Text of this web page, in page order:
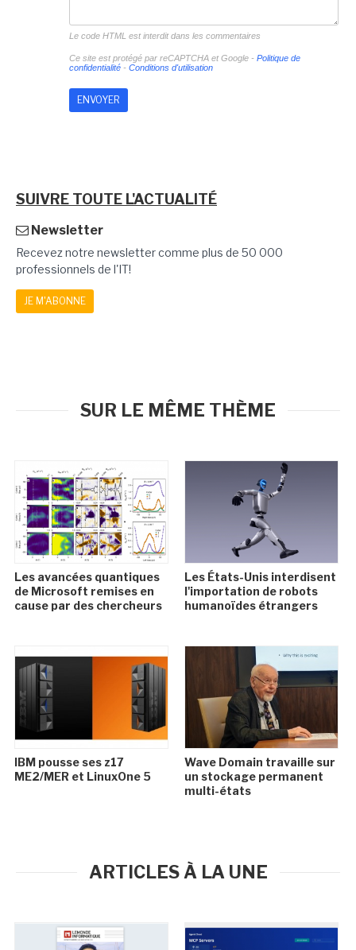
Le code HTML est interdit dans les commentaires
Ce site est protégé par reCAPTCHA et Google - Politique de
confidentialité- Conditions d'utilisation
SUIVRE TOUTE L'ACTUALITÉ
Newsletter
Recevez notre newsletter comme plus de 50 000
professionnels de l'IT!
JE M'ABONNE
SUR LE MÊME THÈME
Les avancées quantiques
de Microsoft remises en
cause par des chercheurs
Les États-Unis interdisent
l'importation de robots
humanoïdes étrangers
IBM pousse ses z17
ME2/MER et LinuxOne 5
Wave Domain travaille sur
un stockage permanent
multi-états
ARTICLES À LA UNE